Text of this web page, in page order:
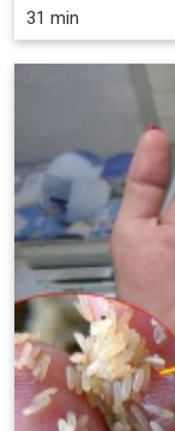
31 min